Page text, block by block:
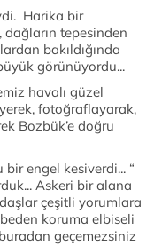
Harika bir
dağların tepesinden
bakıldığında
görünüyordu...
havalı güzel
fotoğraflayarak,
Bozbük’e doğru
engel kesiverdi... “
Askeri bir alana
çeşitli yorumlara
koruma elbiseli
geçemezsiniz